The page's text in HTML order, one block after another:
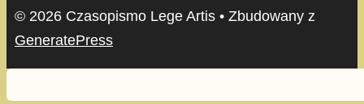
© 2026 Czasopismo Lege Artis • Zbudowany z
GeneratePress